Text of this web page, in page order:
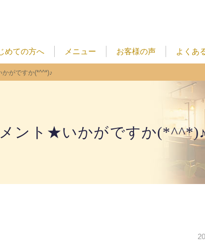
めての方へ メニュー お客様の声 よくあ
がですか(*^^*)♪
ント★いかがですか(*^^*)♪